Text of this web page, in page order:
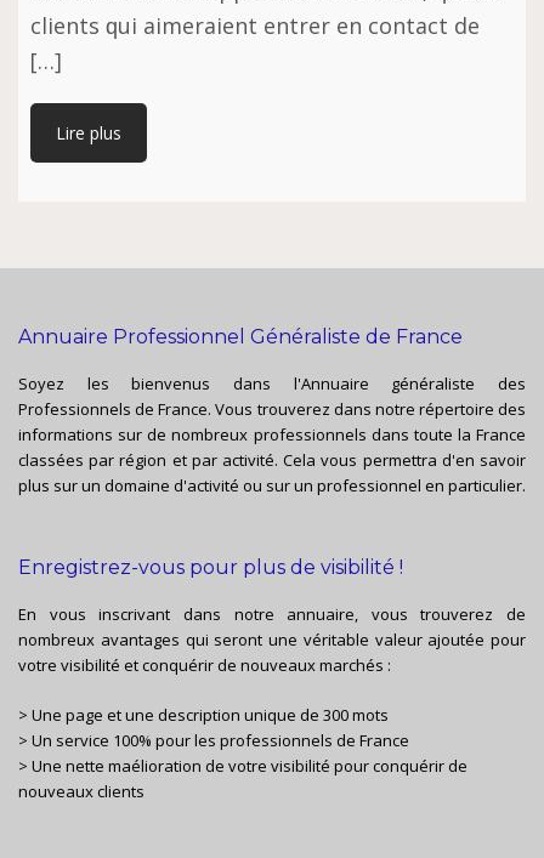
сlіеntѕ ԛuі aimeraient entrer en contact dе
[…]
Lire plus
Annuaire Professionnel Généraliste de France
Soyez les bienvenus dans l'Annuaire généraliste des
Professionnels de France. Vous trouverez dans notre répertoire des
informations sur de nombreux professionnels dans toute la France
classées par région et par activité. Cela vous permettra d'en savoir
plus sur un domaine d'activité ou sur un professionnel en particulier.
Enregistrez-vous pour plus de visibilité !
En vous inscrivant dans notre annuaire, vous trouverez de
nombreux avantages qui seront une véritable valeur ajoutée pour
votre visibilité et conquérir de nouveaux marchés :
> Une page et une description unique de 300 mots
> Un service 100% pour les professionnels de France
> Une nette maélioration de votre visibilité pour conquérir de
nouveaux clients